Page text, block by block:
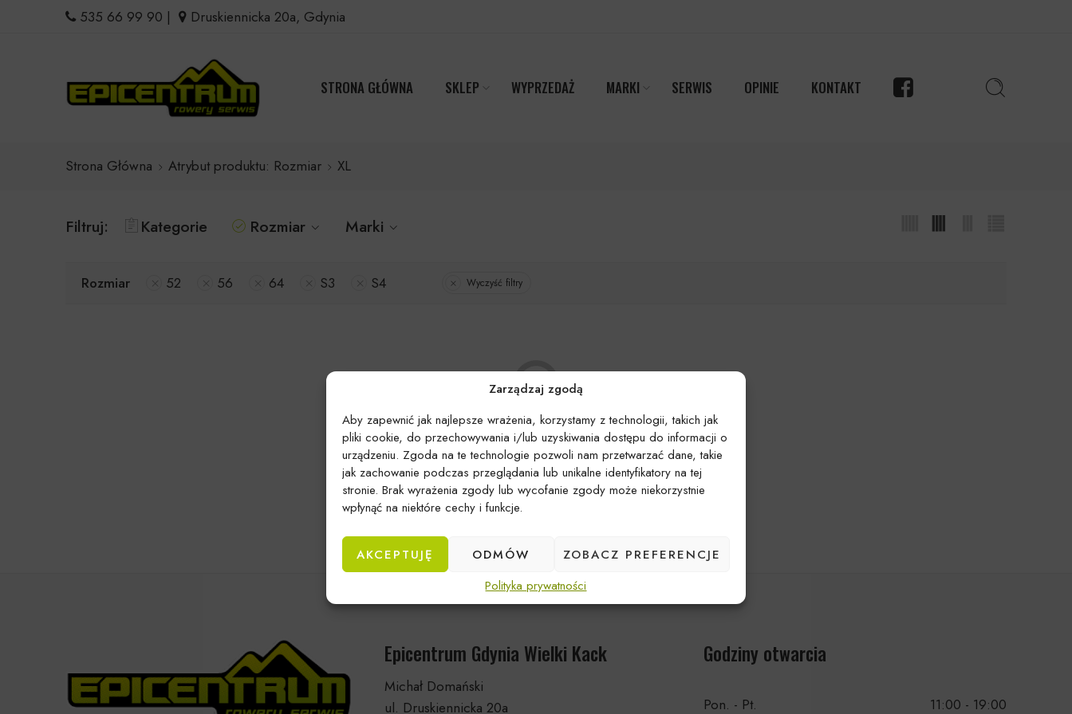
Zarządzaj zgodą
Aby zapewnić jak najlepsze wrażenia, korzystamy z technologii, takich jak
pliki cookie, do przechowywania i/lub uzyskiwania dostępu do informacji o
urządzeniu. Zgoda na te technologie pozwoli nam przetwarzać dane, takie
jak zachowanie podczas przeglądania lub unikalne identyfikatory na tej
stronie. Brak wyrażenia zgody lub wycofanie zgody może niekorzystnie
wpłynąć na niektóre cechy i funkcje.
AKCEPTUJĘ ODMÓW
ZOBACZ PREFERENCJE
Polityka prywatności
535 66 99 90 | Druskiennicka 20a, Gdynia
STRONA GŁÓWNA SKLEP WYPRZEDAŻ MARKI SERWIS OPINIE KONTAKT
Strona Główna Atrybut produktu: Rozmiar XL
Filtruj: Kategorie Rozmiar Marki
Rozmiar 52 56 64 S3 S4 Wyczyść filtry
Brak produktów spełniających kryteria
Epicentrum Gdynia Wielki Kack
Michał Domański
ul. Druskiennicka 20a
Godziny otwarcia
Pon. - Pt. 11:00 - 19:00